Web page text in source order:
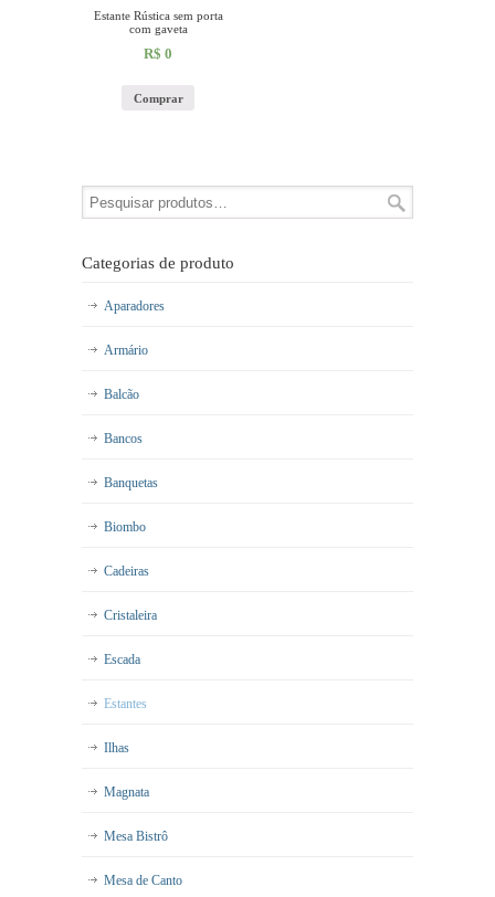
Estante Rústica sem porta
com gaveta
R$ 0
Comprar
Categorias de produto
Aparadores
Armário
Balcão
Bancos
Banquetas
Biombo
Cadeiras
Cristaleira
Escada
Estantes
Ilhas
Magnata
Mesa Bistrô
Mesa de Canto